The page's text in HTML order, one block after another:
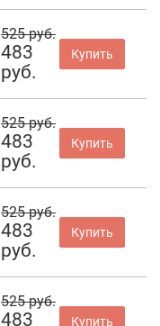
525 руб.
483
руб.
Купить
525 руб.
483
руб.
Купить
525 руб.
483
руб.
Купить
525 руб.
483
Купить